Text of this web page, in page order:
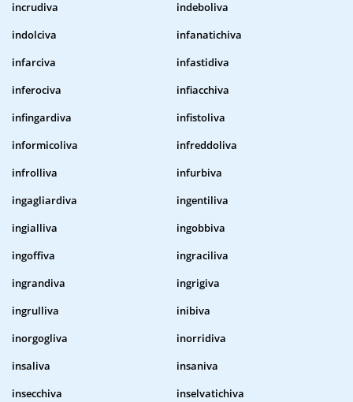
incrudiva
indeboliva
indolciva
infanatichiva
infarciva
infastidiva
inferociva
infiacchiva
infingardiva
infistoliva
informicoliva
infreddoliva
infrolliva
infurbiva
ingagliardiva
ingentiliva
ingialliva
ingobbiva
ingoffiva
ingraciliva
ingrandiva
ingrigiva
ingrulliva
inibiva
inorgogliva
inorridiva
insaliva
insaniva
insecchiva
inselvatichiva